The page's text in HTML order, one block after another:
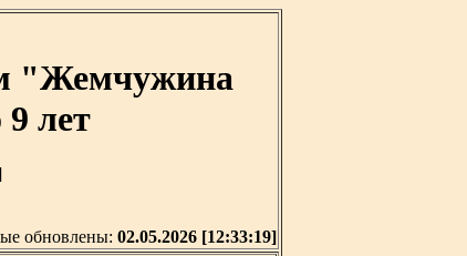
"Жемчужина
лет
обновлены: 02.05.2026 [12:33:19]